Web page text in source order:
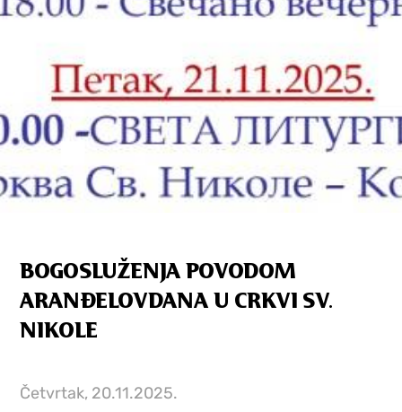
BOGOSLUŽENJA POVODOM
ARANĐELOVDANA U CRKVI SV.
NIKOLE
Četvrtak, 20.11.2025.